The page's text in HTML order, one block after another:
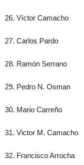
26. Víctor Camacho
27. Carlos Pardo
28. Ramón Serrano
29. Pedro N. Osman
30. Mario Carreño
31. Victor M. Camacho
32. Francisco Arrocha